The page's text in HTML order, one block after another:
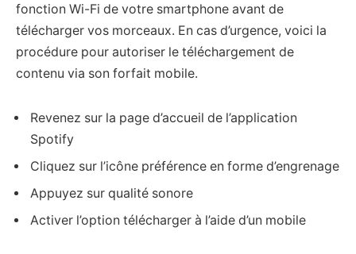
fonction Wi-Fi de votre smartphone avant de
télécharger vos morceaux. En cas d’urgence, voici la
procédure pour autoriser le téléchargement de
contenu via son forfait mobile.
Revenez sur la page d’accueil de l’application
Spotify
Cliquez sur l’icône préférence en forme d’engrenage
Appuyez sur qualité sonore
Activer l’option télécharger à l’aide d’un mobile